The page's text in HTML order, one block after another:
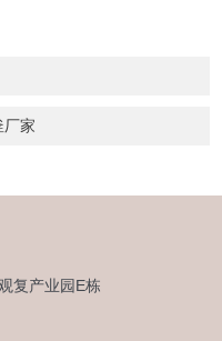
厂家
复产业园E栋